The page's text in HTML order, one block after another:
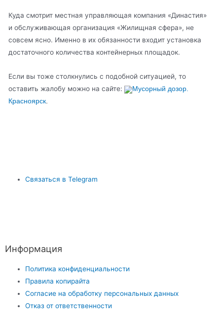
Куда смотрит местная управляющая компания «Династия»
и обслуживающая организация «Жилищная сфера», не
совсем ясно. Именно в их обязанности входит установка
достаточного количества контейнерных площадок.
Если вы тоже столкнулись с подобной ситуацией, то
оставить жалобу можно на сайте:
Мусорный дозор.
Красноярск.
Связаться в Telegram
Информация
Политика конфиденциальности
Правила копирайта
Согласие на обработку персональных данных
Отказ от ответственности